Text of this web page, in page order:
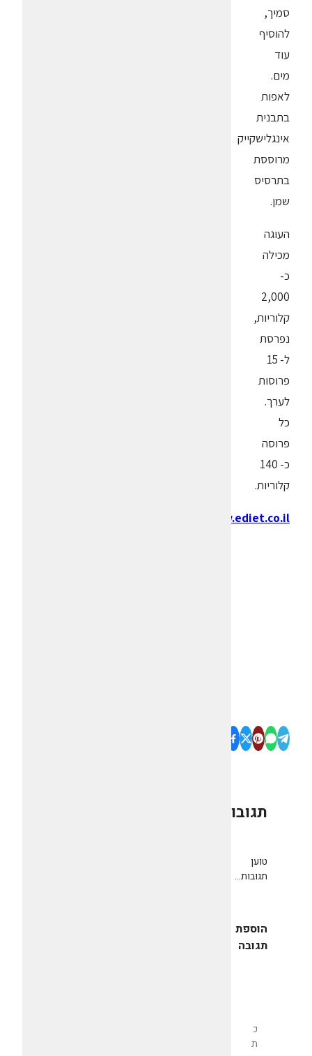
סמיך,
להוסיף
עוד
מים.
לאפות
בתבנית
אינגלישקייק
מרוססת
בתרסיס
שמן.
העוגה
מכילה
כ-
2,000
קלוריות,
נפרסת
ל- 15
פרוסות
לערך.
כל
פרוסה
כ- 140
קלוריות.
www.ediet.co.il
תגובות
טוען
תגובות...
הוספת
תגובה